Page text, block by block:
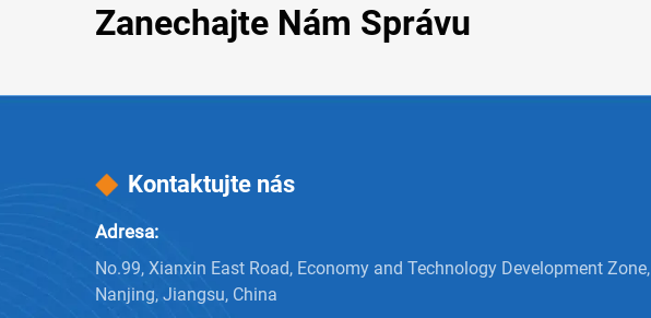
Zanechajte Nám Správu
Kontaktujte nás
Adresa:
No.99, Xianxin East Road, Economy and Technology Development Zone,
Nanjing, Jiangsu, China